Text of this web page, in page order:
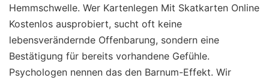
Hemmschwelle. Wer Kartenlegen Mit Skatkarten Online
Kostenlos ausprobiert, sucht oft keine
lebensverändernde Offenbarung, sondern eine
Bestätigung für bereits vorhandene Gefühle.
Psychologen nennen das den Barnum-Effekt. Wir